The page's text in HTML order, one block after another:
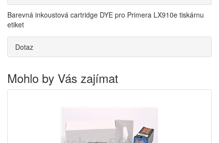
Barevná inkoustová cartridge DYE pro Primera LX910e tiskárnu
etiket
Dotaz
Mohlo by Vás zajímat